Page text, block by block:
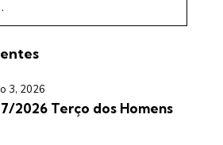
3, 2026
2026 Terço dos Homens